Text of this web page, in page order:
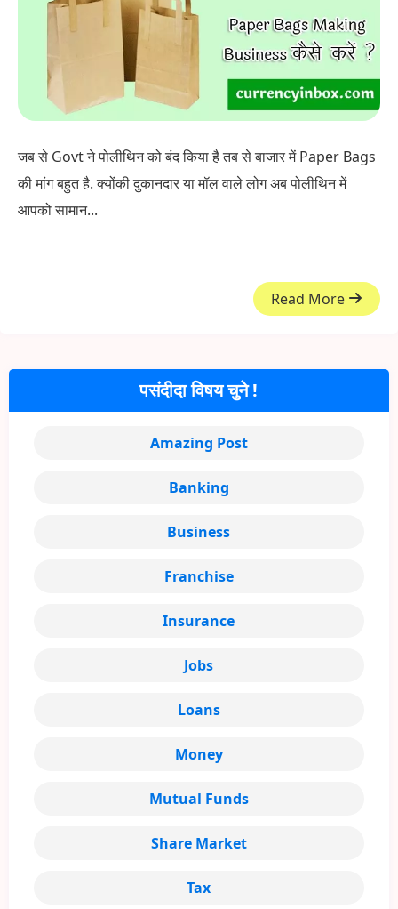
जब से Govt ने पोलीथिन को बंद किया है तब से बाजार में Paper Bags
की मांग बहुत है. क्योंकी दुकानदार या मॉल वाले लोग अब पोलीथिन में
आपको सामान...
Read More
पसंदीदा विषय चुने !
Amazing Post
Banking
Business
Franchise
Insurance
Jobs
Loans
Money
Mutual Funds
Share Market
Tax